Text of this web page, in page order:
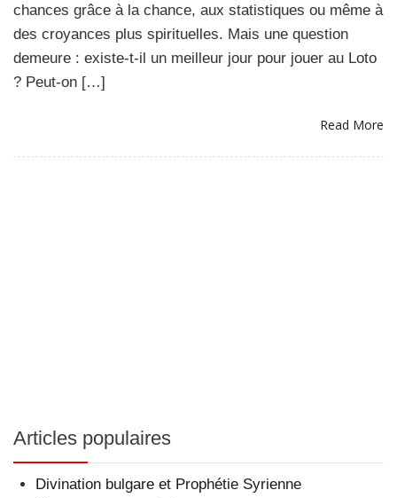
chances grâce à la chance, aux statistiques ou même à
des croyances plus spirituelles. Mais une question
demeure : existe-t-il un meilleur jour pour jouer au Loto
? Peut-on […]
Read More
Articles populaires
Divination bulgare et Prophétie Syrienne